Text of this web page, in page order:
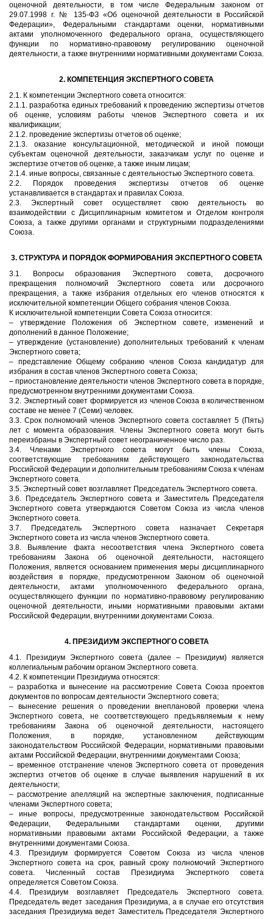
оценочной деятельности, в том числе Федеральным законом от
29.07.1998 г. № 135-ФЗ «Об оценочной деятельности в Российской
Федерации», Федеральными стандартами оценки, нормативными
актами уполномоченного федерального органа, осуществляющего
функции по нормативно-правовому регулированию оценочной
деятельности, а также внутренними нормативными документами Союза.
2. КОМПЕТЕНЦИЯ ЭКСПЕРТНОГО СОВЕТА
2.1. К компетенции Экспертного совета относится:
2.1.1. разработка единых требований к проведению экспертизы отчетов
об оценке, условиям работы членов Экспертного совета и их
квалификации;
2.1.2. проведение экспертизы отчетов об оценке;
2.1.3. оказание консультационной, методической и иной помощи
субъектам оценочной деятельности, заказчикам услуг по оценке и
экспертизе отчетов об оценке, а также иным лицам;
2.1.4. иные вопросы, связанные с деятельностью Экспертного совета.
2.2. Порядок проведения экспертизы отчетов об оценке
устанавливается в стандартах и правилах Союза.
2.3. Экспертный совет осуществляет свою деятельность во
взаимодействии с Дисциплинарным комитетом и Отделом контроля
Союза, а также другими органами и структурными подразделениями
Союза.
3. СТРУКТУРА И ПОРЯДОК ФОРМИРОВАНИЯ ЭКСПЕРТНОГО СОВЕТА
3.1. Вопросы образования Экспертного совета, досрочного
прекращения полномочий Экспертного совета или досрочного
прекращения, а также избрания отдельных его членов относятся к
исключительной компетенции Общего собрания членов Союза.
К исключительной компетенции Совета Союза относится:
– утверждение Положения об Экспертном совете, изменений и
дополнений в данное Положение;
– утверждение (установление) дополнительных требований к членам
Экспертного совета;
– представление Общему собранию членов Союза кандидатур для
избрания в состав членов Экспертного совета Союза;
– приостановление деятельности членов Экспертного совета в порядке,
предусмотренном внутренними документами Союза.
3.2. Экспертный совет формируется из членов Союза в количественном
составе не менее 7 (Семи) человек.
3.3. Срок полномочий членов Экспертного совета составляет 5 (Пять)
лет с момента образования. Члены Экспертного совета могут быть
переизбраны в Экспертный совет неограниченное число раз.
3.4. Членами Экспертного совета могут быть члены Союза,
соответствующие требованиям действующего законодательства
Российской Федерации и дополнительным требованиям Союза к членам
Экспертного совета.
3.5. Экспертный совет возглавляет Председатель Экспертного совета.
3.6. Председатель Экспертного совета и Заместитель Председателя
Экспертного совета утверждаются Советом Союза из числа членов
Экспертного совета.
3.7. Председатель Экспертного совета назначает Секретаря
Экспертного совета из числа членов Экспертного совета.
3.8. Выявление факта несоответствия члена Экспертного совета
требованиям Закона об оценочной деятельности, настоящего
Положения, является основанием применения меры дисциплинарного
воздействия в порядке, предусмотренном Законом об оценочной
деятельности, актами уполномоченного федерального органа,
осуществляющего функции по нормативно-правовому регулированию
оценочной деятельности, иными нормативными правовыми актами
Российской Федерации, внутренними документами Союза.
4. ПРЕЗИДИУМ ЭКСПЕРТНОГО СОВЕТА
4.1. Президиум Экспертного совета (далее – Президиум) является
коллегиальным рабочим органом Экспертного совета.
4.2. К компетенции Президиума относятся:
– разработка и вынесение на рассмотрение Совета Союза проектов
документов по вопросам деятельности Экспертного совета;
– вынесение решения о проведении внеплановой проверки члена
Экспертного совета, не соответствующего предъявляемым к нему
требованиям Закона об оценочной деятельности, настоящего
Положения, в порядке, установленном действующим
законодательством Российской Федерации, нормативными правовыми
актами Российской Федерации, внутренними документами Союза;
– временное отстранение членов Экспертного совета от проведения
экспертиз отчетов об оценке в случае выявления нарушений в их
деятельности;
– рассмотрение апелляций на экспертные заключения, подписанные
членами Экспертного совета;
– иные вопросы, предусмотренные законодательством Российской
Федерации, Федеральными стандартами оценки, другими
нормативными правовыми актами Российской Федерации, а также
внутренними документами Союза.
4.3. Президиум формируется Советом Союза из числа членов
Экспертного совета на срок, равный сроку полномочий Экспертного
совета. Численный состав Президиума Экспертного совета
определяется Советом Союза.
4.4. Президиум возглавляет Председатель Экспертного совета.
Председатель ведет заседания Президиума, а в случае его отсутствия
заседания Президиума ведет Заместитель Председателя Экспертного